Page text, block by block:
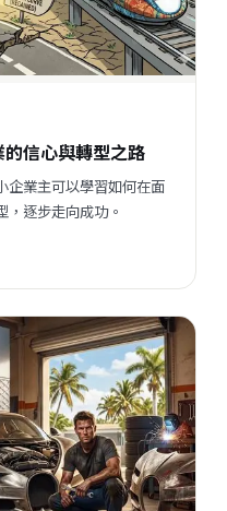
信心與轉型之路
企業主可以學習如何在面
，逐步走向成功。